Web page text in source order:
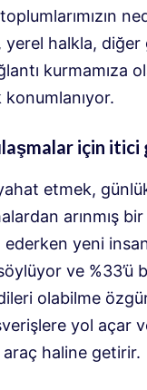
toplumlarımızın
yerel halkla,
kurmamıza
için itici
etmek,
arınmış
ederken yeni
ve %33’ü
olabilme
yol açar
haline getirir.